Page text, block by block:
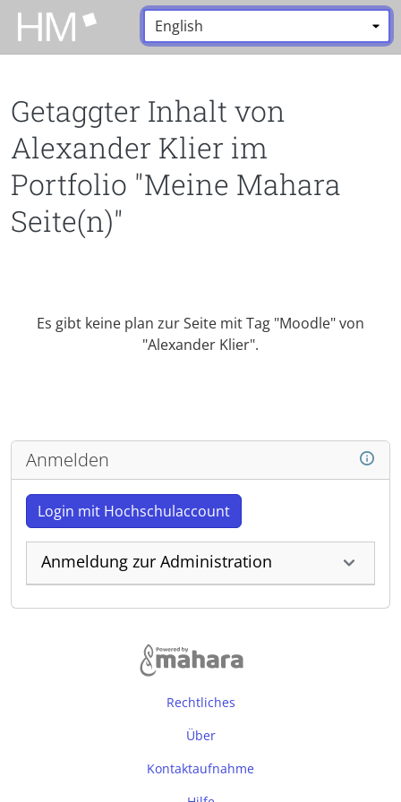
Zum Hauptinhalt zurückspringen
Sprache:
Getaggter Inhalt von
Alexander Klier im
Portfolio "Meine Mahara
Seite(n)"
Es gibt keine plan zur Seite mit Tag "Moodle" von
"Alexander Klier".
Anmelden
Login mit Hochschulaccount
Anmeldung zur Administration
Rechtliches
Über
Kontaktaufnahme